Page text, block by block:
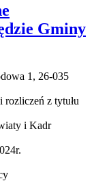
Gminy
1, 26-035
rozliczeń z tytułu
i Kadr